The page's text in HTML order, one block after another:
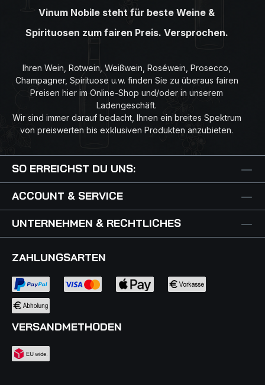
Vinum Nobile steht für beste Weine &
Spirituosen zum fairen Preis. Versprochen.
Ihren Wein, Rotwein, Weißwein, Roséwein, Prosecco,
Champagner, Spirituose u.w. finden Sie zu überaus fairen
Preisen hier im Online-Shop und/oder in unserem
Ladengeschäft.
Wir sind immer darauf bedacht, Ihnen ein breites Spektrum
von preiswerten bis exklusiven Produkten anzubieten.
SO ERREICHST DU UNS:
ACCOUNT & SERVICE
UNTERNEHMEN & RECHTLICHES
ZAHLUNGSARTEN
VERSANDMETHODEN